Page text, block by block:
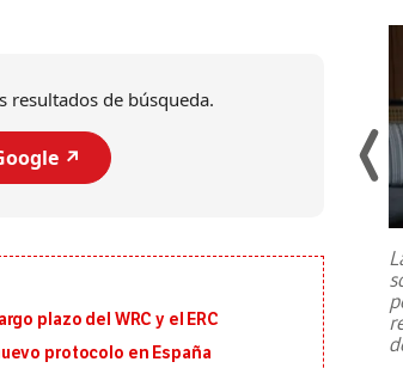
resultados de búsqueda.
↗️
plazo del WRC y el ERC
protocolo en España
al sur de Japón, provocando una